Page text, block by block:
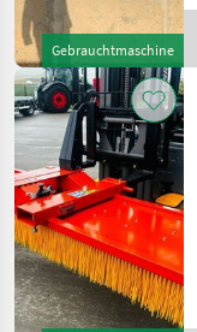
Gebrauchtmaschine